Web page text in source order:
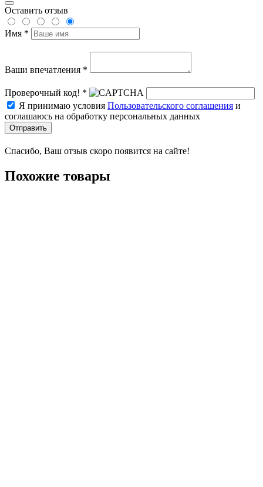
Оставить отзыв
Имя *
Ваши впечатления *
Проверочный код! *
Я принимаю условия Пользовательского соглашения и
соглашаюсь на обработку персональных данных
Отправить
Спасибо, Ваш отзыв скоро появится на сайте!
Похожие товары